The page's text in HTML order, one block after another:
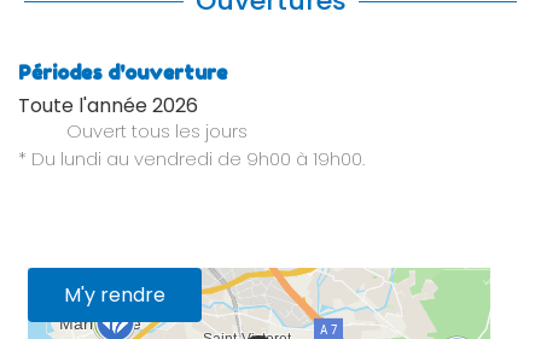
Périodes d'ouverture
Toute l'année 2026
Ouvert tous les jours
* Du lundi au vendredi de 9h00 à 19h00.
M'y rendre